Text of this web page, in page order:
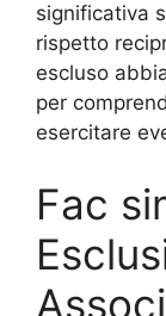
significativa
rispetto
escluso
per
esercitare
Fac